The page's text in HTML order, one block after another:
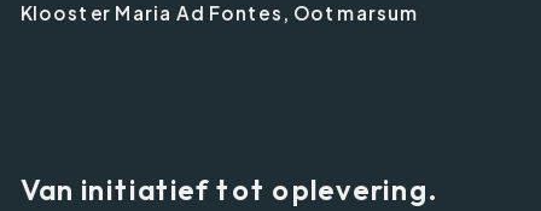
Klooster Maria Ad Fontes, Ootmarsum
Van initiatief tot oplevering.